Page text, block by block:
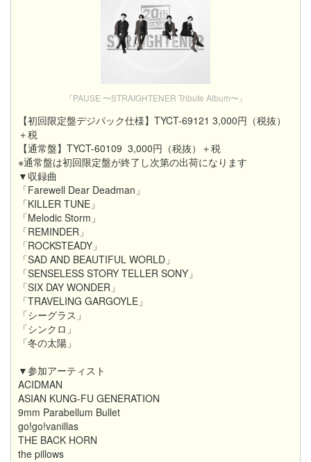
『PAUSE 〜STRAIGHTENER Tribute Album〜』
【初回限定盤デジパック仕様】TYCT-69121 3,000円（税抜）
＋税
【通常盤】TYCT-60109 3,000円（税抜）＋税
※通常盤は初回限定盤が終了し次第の出荷になります
▼収録曲
「Farewell Dear Deadman」
「KILLER TUNE」
「Melodic Storm」
「REMINDER」
「ROCKSTEADY」
「SAD AND BEAUTIFUL WORLD」
「SENSELESS STORY TELLER SONY」
「SIX DAY WONDER」
「TRAVELING GARGOYLE」
「シーグラス」
「シンクロ」
「冬の太陽」
▼参加アーティスト
ACIDMAN
ASIAN KUNG-FU GENERATION
9mm Parabellum Bullet
go!go!vanillas
THE BACK HORN
the pillows